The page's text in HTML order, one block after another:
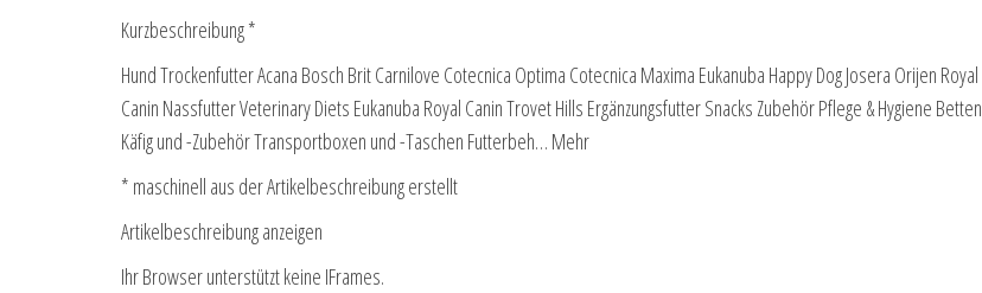
Kurzbeschreibung *
Hund Trockenfutter Acana Bosch Brit Carnilove Cotecnica Optima Cotecnica Maxima Eukanuba Happy Dog Josera Orijen Royal
Canin Nassfutter Veterinary Diets Eukanuba Royal Canin Trovet Hills Ergänzungsfutter Snacks Zubehör Pflege & Hygiene Betten
Käfig und -Zubehör Transportboxen und -Taschen Futterbeh… Mehr
* maschinell aus der Artikelbeschreibung erstellt
Artikelbeschreibung anzeigen
Ihr Browser unterstützt keine IFrames.